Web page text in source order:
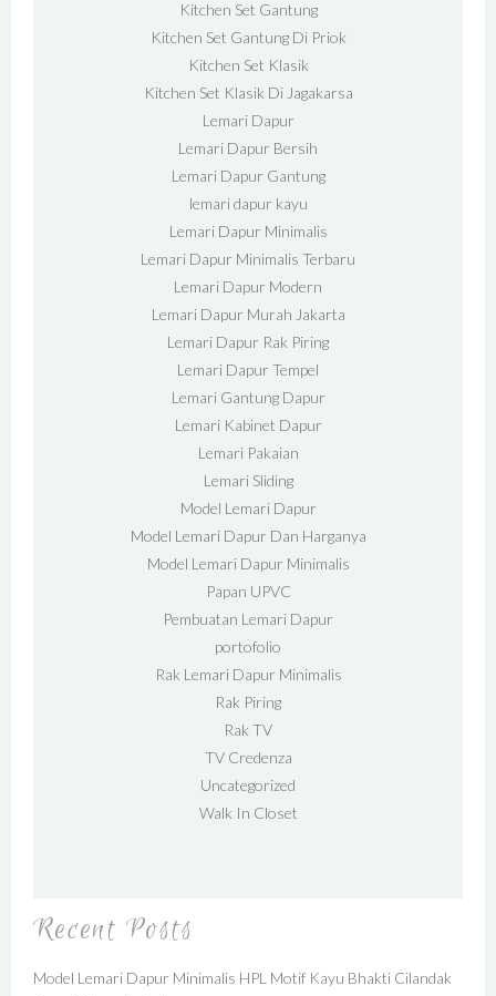
Kitchen Set Gantung
Kitchen Set Gantung Di Priok
Kitchen Set Klasik
Kitchen Set Klasik Di Jagakarsa
Lemari Dapur
Lemari Dapur Bersih
Lemari Dapur Gantung
lemari dapur kayu
Lemari Dapur Minimalis
Lemari Dapur Minimalis Terbaru
Lemari Dapur Modern
Lemari Dapur Murah Jakarta
Lemari Dapur Rak Piring
Lemari Dapur Tempel
Lemari Gantung Dapur
Lemari Kabinet Dapur
Lemari Pakaian
Lemari Sliding
Model Lemari Dapur
Model Lemari Dapur Dan Harganya
Model Lemari Dapur Minimalis
Papan UPVC
Pembuatan Lemari Dapur
portofolio
Rak Lemari Dapur Minimalis
Rak Piring
Rak TV
TV Credenza
Uncategorized
Walk In Closet
Recent Posts
Model Lemari Dapur Minimalis HPL Motif Kayu Bhakti Cilandak